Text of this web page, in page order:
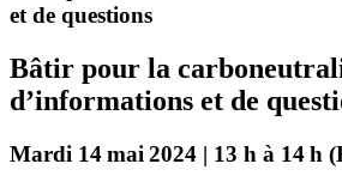
et de questions
Bâtir pour la
d’informations et de
Mardi 14 mai 2024 | 13 h à 14 h